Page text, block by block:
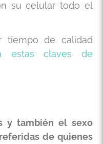
su celular todo el
tiempo de calidad
estas claves de
y también el sexo
de quienes